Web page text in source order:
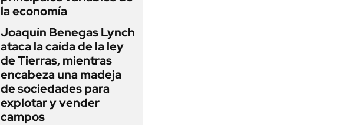
la economía
Joaquín Benegas Lynch
ataca la caída de la ley
de Tierras, mientras
encabeza una madeja
de sociedades para
explotar y vender
campos